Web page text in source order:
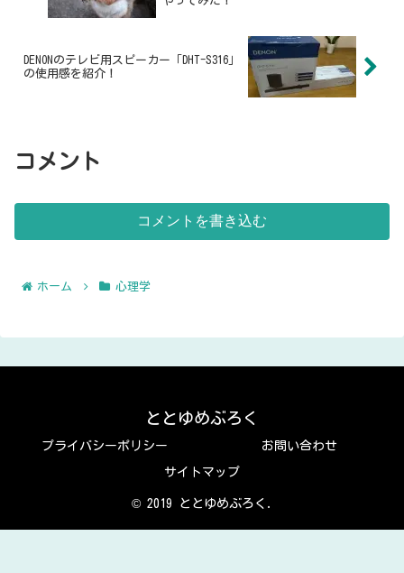
DENONのテレビ用スピーカー「DHT-S316」
の使用感を紹介！
コメント
コメントを書き込む
ホーム 心理学
ととゆめぶろく
プライバシーポリシー お問い合わせ
サイトマップ
© 2019 ととゆめぶろく.